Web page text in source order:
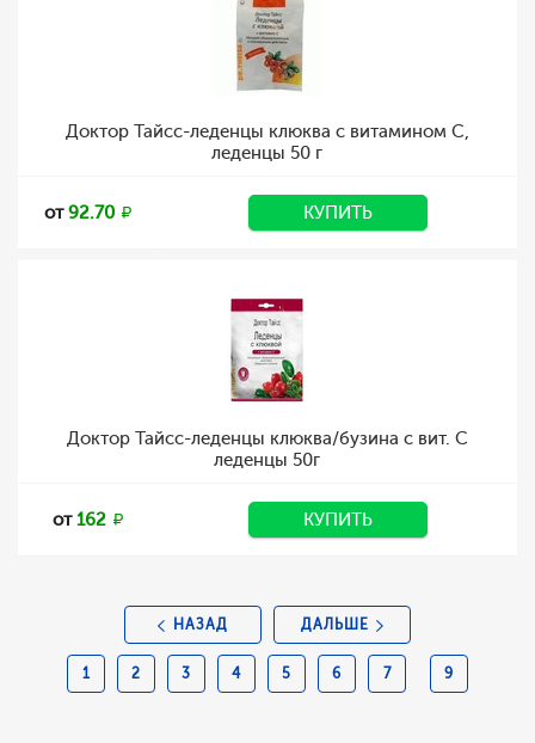
Доктор Тайсс-леденцы клюква с витамином C,
леденцы 50 г
от92.70 КУПИТЬ
Доктор Тайсс-леденцы клюква/бузина с вит. C
леденцы 50г
от162 КУПИТЬ
НАЗАД
1 2 3 4 5 6 7 9
ДАЛЬШЕ